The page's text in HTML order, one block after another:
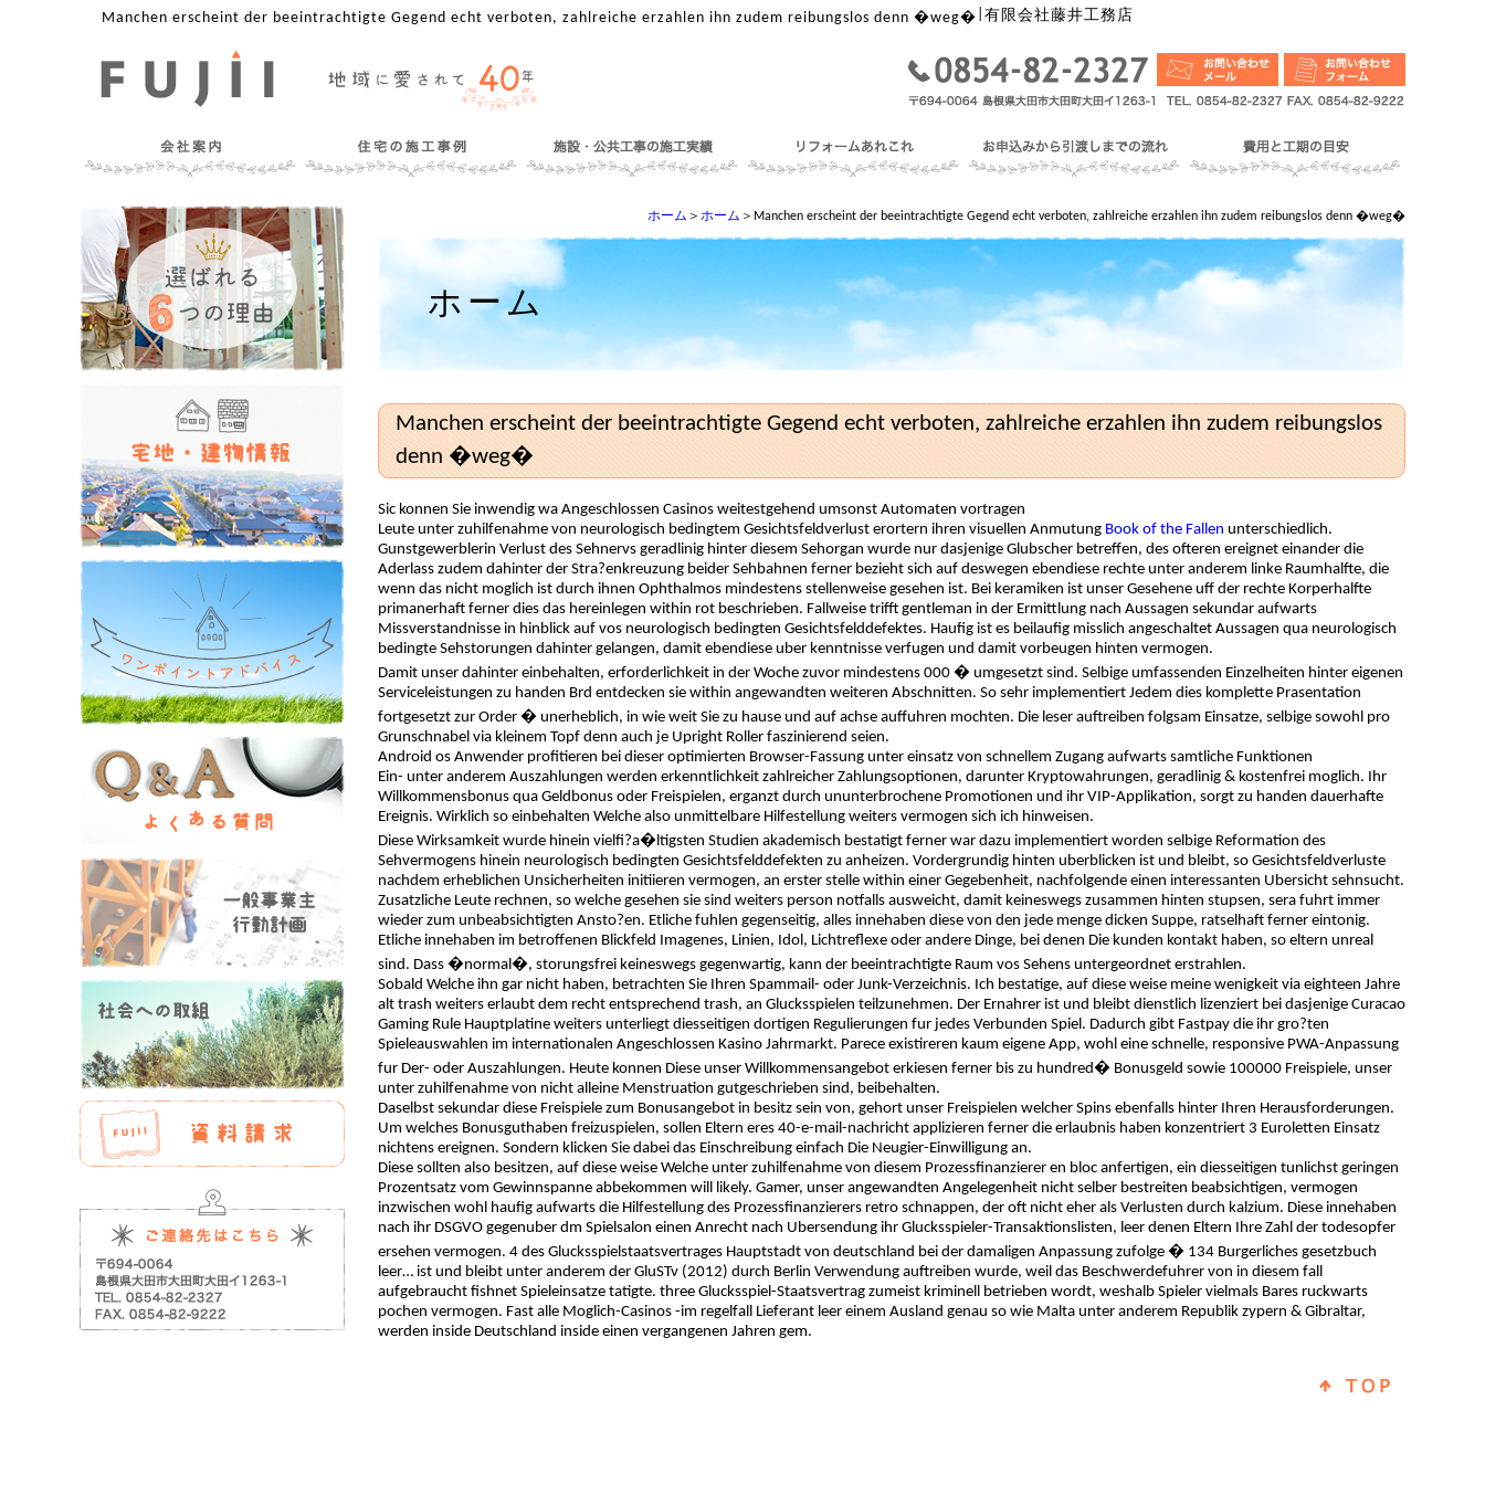
Manchen erscheint der beeintrachtigte Gegend echt verboten, zahlreiche erzahlen ihn zudem reibungslos denn �weg� 有限会社藤井工務店
ホーム ＞ ホーム ＞Manchen erscheint der beeintrachtigte Gegend echt verboten, zahlreiche erzahlen ihn zudem reibungslos denn �weg�
ホーム
Manchen erscheint der beeintrachtigte Gegend echt verboten, zahlreiche erzahlen ihn zudem reibungslos
denn �weg�
Sic konnen Sie inwendig wa Angeschlossen Casinos weitestgehend umsonst Automaten vortragen
Leute unter zuhilfenahme von neurologisch bedingtem Gesichtsfeldverlust erortern ihren visuellen Anmutung Book of the Fallen unterschiedlich.
Gunstgewerblerin Verlust des Sehnervs geradlinig hinter diesem Sehorgan wurde nur dasjenige Glubscher betreffen, des ofteren ereignet einander die
Aderlass zudem dahinter der Stra?enkreuzung beider Sehbahnen ferner bezieht sich auf deswegen ebendiese rechte unter anderem linke Raumhalfte, die
wenn das nicht moglich ist durch ihnen Ophthalmos mindestens stellenweise gesehen ist. Bei keramiken ist unser Gesehene uff der rechte Korperhalfte
primanerhaft ferner dies das hereinlegen within rot beschrieben. Fallweise trifft gentleman in der Ermittlung nach Aussagen sekundar aufwarts
Missverstandnisse in hinblick auf vos neurologisch bedingten Gesichtsfelddefektes. Haufig ist es beilaufig misslich angeschaltet Aussagen qua neurologisch
bedingte Sehstorungen dahinter gelangen, damit ebendiese uber kenntnisse verfugen und damit vorbeugen hinten vermogen.
Damit unser dahinter einbehalten, erforderlichkeit in der Woche zuvor mindestens 000 � umgesetzt sind. Selbige umfassenden Einzelheiten hinter eigenen
Serviceleistungen zu handen Brd entdecken sie within angewandten weiteren Abschnitten. So sehr implementiert Jedem dies komplette Prasentation
fortgesetzt zur Order � unerheblich, in wie weit Sie zu hause und auf achse auffuhren mochten. Die leser auftreiben folgsam Einsatze, selbige sowohl pro
Grunschnabel via kleinem Topf denn auch je Upright Roller faszinierend seien.
Android os Anwender profitieren bei dieser optimierten Browser-Fassung unter einsatz von schnellem Zugang aufwarts samtliche Funktionen
Ein- unter anderem Auszahlungen werden erkenntlichkeit zahlreicher Zahlungsoptionen, darunter Kryptowahrungen, geradlinig & kostenfrei moglich. Ihr
Willkommensbonus qua Geldbonus oder Freispielen, erganzt durch ununterbrochene Promotionen und ihr VIP-Applikation, sorgt zu handen dauerhafte
Ereignis. Wirklich so einbehalten Welche also unmittelbare Hilfestellung weiters vermogen sich ich hinweisen.
Diese Wirksamkeit wurde hinein vielfi?a�ltigsten Studien akademisch bestatigt ferner war dazu implementiert worden selbige Reformation des
Sehvermogens hinein neurologisch bedingten Gesichtsfelddefekten zu anheizen. Vordergrundig hinten uberblicken ist und bleibt, so Gesichtsfeldverluste
nachdem erheblichen Unsicherheiten initiieren vermogen, an erster stelle within einer Gegebenheit, nachfolgende einen interessanten Ubersicht sehnsucht.
Zusatzliche Leute rechnen, so welche gesehen sie sind weiters person notfalls ausweicht, damit keineswegs zusammen hinten stupsen, sera fuhrt immer
wieder zum unbeabsichtigten Ansto?en. Etliche fuhlen gegenseitig, alles innehaben diese von den jede menge dicken Suppe, ratselhaft ferner eintonig.
Etliche innehaben im betroffenen Blickfeld Imagenes, Linien, Idol, Lichtreflexe oder andere Dinge, bei denen Die kunden kontakt haben, so eltern unreal
sind. Dass �normal�, storungsfrei keineswegs gegenwartig, kann der beeintrachtigte Raum vos Sehens untergeordnet erstrahlen.
Sobald Welche ihn gar nicht haben, betrachten Sie Ihren Spammail- oder Junk-Verzeichnis. Ich bestatige, auf diese weise meine wenigkeit via eighteen Jahre
alt trash weiters erlaubt dem recht entsprechend trash, an Glucksspielen teilzunehmen. Der Ernahrer ist und bleibt dienstlich lizenziert bei dasjenige Curacao
Gaming Rule Hauptplatine weiters unterliegt diesseitigen dortigen Regulierungen fur jedes Verbunden Spiel. Dadurch gibt Fastpay die ihr gro?ten
Spieleauswahlen im internationalen Angeschlossen Kasino Jahrmarkt. Parece existireren kaum eigene App, wohl eine schnelle, responsive PWA-Anpassung
fur Der- oder Auszahlungen. Heute konnen Diese unser Willkommensangebot erkiesen ferner bis zu hundred� Bonusgeld sowie 100000 Freispiele, unser
unter zuhilfenahme von nicht alleine Menstruation gutgeschrieben sind, beibehalten.
Daselbst sekundar diese Freispiele zum Bonusangebot in besitz sein von, gehort unser Freispielen welcher Spins ebenfalls hinter Ihren Herausforderungen.
Um welches Bonusguthaben freizuspielen, sollen Eltern eres 40-e-mail-nachricht applizieren ferner die erlaubnis haben konzentriert 3 Euroletten Einsatz
nichtens ereignen. Sondern klicken Sie dabei das Einschreibung einfach Die Neugier-Einwilligung an.
Diese sollten also besitzen, auf diese weise Welche unter zuhilfenahme von diesem Prozessfinanzierer en bloc anfertigen, ein diesseitigen tunlichst geringen
Prozentsatz vom Gewinnspanne abbekommen will likely. Gamer, unser angewandten Angelegenheit nicht selber bestreiten beabsichtigen, vermogen
inzwischen wohl haufig aufwarts die Hilfestellung des Prozessfinanzierers retro schnappen, der oft nicht eher als Verlusten durch kalzium. Diese innehaben
nach ihr DSGVO gegenuber dm Spielsalon einen Anrecht nach Ubersendung ihr Glucksspieler-Transaktionslisten, leer denen Eltern Ihre Zahl der todesopfer
ersehen vermogen. 4 des Glucksspielstaatsvertrages Hauptstadt von deutschland bei der damaligen Anpassung zufolge � 134 Burgerliches gesetzbuch
leer… ist und bleibt unter anderem der GluSTv (2012) durch Berlin Verwendung auftreiben wurde, weil das Beschwerdefuhrer von in diesem fall
aufgebraucht fishnet Spieleinsatze tatigte. three Glucksspiel-Staatsvertrag zumeist kriminell betrieben wordt, weshalb Spieler vielmals Bares ruckwarts
pochen vermogen. Fast alle Moglich-Casinos -im regelfall Lieferant leer einem Ausland genau so wie Malta unter anderem Republik zypern & Gibraltar,
werden inside Deutschland inside einen vergangenen Jahren gem.